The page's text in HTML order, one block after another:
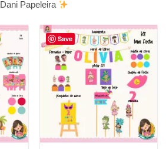
Dani Papeleira
Save